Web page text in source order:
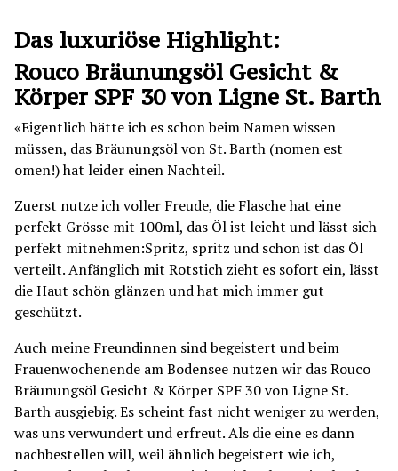
Das luxuriöse Highlight:
Rouco Bräunungsöl Gesicht &
Körper SPF 30 von Ligne St. Barth
«Eigentlich hätte ich es schon beim Namen wissen
müssen, das Bräunungsöl von St. Barth (nomen est
omen!) hat leider einen Nachteil.
Zuerst nutze ich voller Freude, die Flasche hat eine
perfekt Grösse mit 100ml, das Öl ist leicht und lässt sich
perfekt mitnehmen:Spritz, spritz und schon ist das Öl
verteilt. Anfänglich mit Rotstich zieht es sofort ein, lässt
die Haut schön glänzen und hat mich immer gut
geschützt.
Auch meine Freundinnen sind begeistert und beim
Frauenwochenende am Bodensee nutzen wir das Rouco
Bräunungsöl Gesicht & Körper SPF 30 von Ligne St.
Barth ausgiebig. Es scheint fast nicht weniger zu werden,
was uns verwundert und erfreut. Als die eine es dann
nachbestellen will, weil ähnlich begeistert wie ich,